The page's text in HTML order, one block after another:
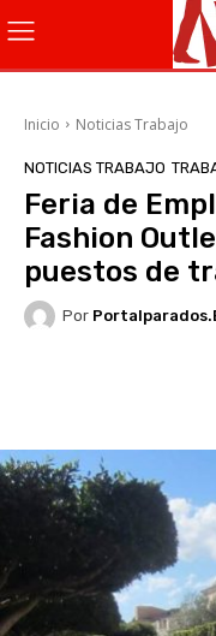
Inicio Noticias Trabajo
NOTICIAS TRABAJO
Feria de
Fashion
puestos de
Por